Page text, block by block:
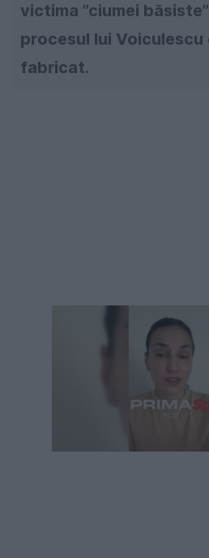
victima ”ciumei
procesul lui Voiculescu
fabricat.